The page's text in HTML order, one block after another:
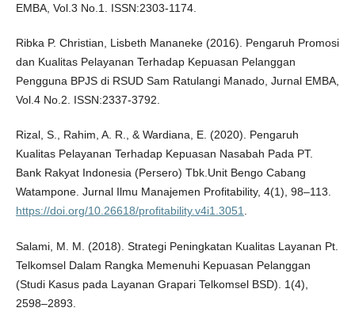
EMBA, Vol.3 No.1. ISSN:2303-1174.
Ribka P. Christian, Lisbeth Mananeke (2016). Pengaruh Promosi
dan Kualitas Pelayanan Terhadap Kepuasan Pelanggan
Pengguna BPJS di RSUD Sam Ratulangi Manado, Jurnal EMBA,
Vol.4 No.2. ISSN:2337-3792.
Rizal, S., Rahim, A. R., & Wardiana, E. (2020). Pengaruh
Kualitas Pelayanan Terhadap Kepuasan Nasabah Pada PT.
Bank Rakyat Indonesia (Persero) Tbk.Unit Bengo Cabang
Watampone. Jurnal Ilmu Manajemen Profitability, 4(1), 98–113.
https://doi.org/10.26618/profitability.v4i1.3051.
Salami, M. M. (2018). Strategi Peningkatan Kualitas Layanan Pt.
Telkomsel Dalam Rangka Memenuhi Kepuasan Pelanggan
(Studi Kasus pada Layanan Grapari Telkomsel BSD). 1(4),
2598–2893.